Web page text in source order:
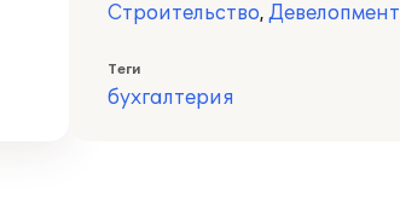
Строительство, Девелопмент
Теги
бухгалтерия